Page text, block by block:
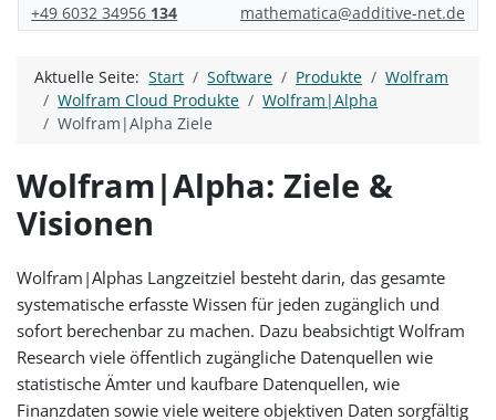
+49 6032 34956 134 mathematica@additive-net.de
Aktuelle Seite:Start Software Produkte
Wolfram
Wolfram Cloud Produkte
Wolfram|Alpha
Wolfram|Alpha Ziele
Wolfram|Alpha: Ziele &
Visionen
Wolfram|Alphas Langzeitziel besteht darin, das gesamte
systematische erfasste Wissen für jeden zugänglich und
sofort berechenbar zu machen. Dazu beabsichtigt Wolfram
Research viele öffentlich zugängliche Datenquellen wie
statistische Ämter und kaufbare Datenquellen, wie
Finanzdaten sowie viele weitere objektiven Daten sorgfältig